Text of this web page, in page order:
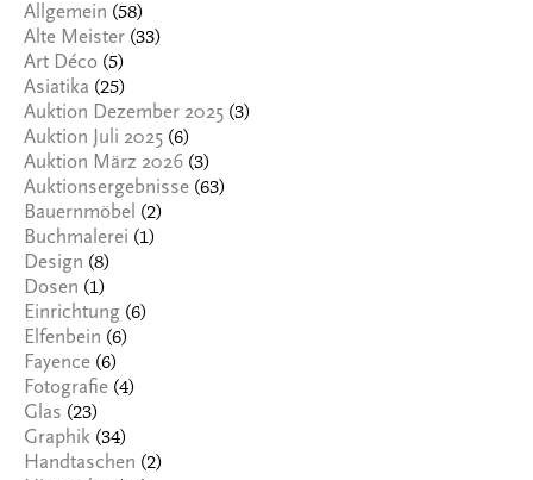
Allgemein (58)
Alte Meister (33)
Art Déco (5)
Asiatika (25)
Auktion Dezember 2025 (3)
Auktion Juli 2025 (6)
Auktion März 2026 (3)
Auktionsergebnisse (63)
Bauernmöbel (2)
Buchmalerei (1)
Design (8)
Dosen (1)
Einrichtung (6)
Elfenbein (6)
Fayence (6)
Fotografie (4)
Glas (23)
Graphik (34)
Handtaschen (2)